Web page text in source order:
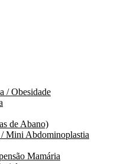
/ Obesidade
de Abano)
Mini Abdominoplastia
Mamária